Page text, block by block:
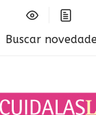
Buscar